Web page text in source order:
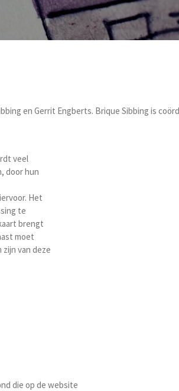
en Gerrit Engberts. Brique Sibbing is
veel
door hun
Het
te
brengt
moet
van deze
die op de website